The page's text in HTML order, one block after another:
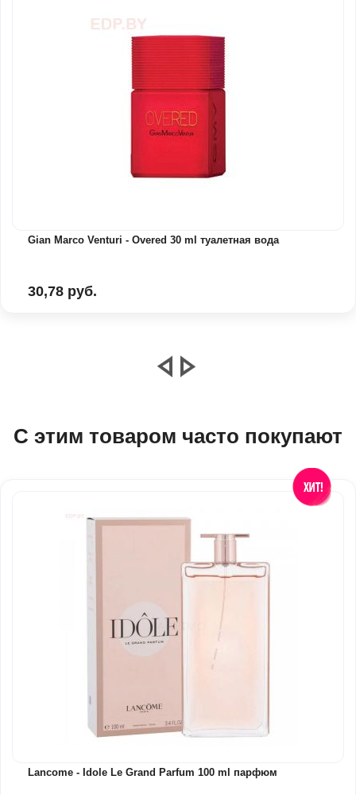
Gian Marco Venturi - Overed 30 ml туалетная вода
30,78 руб.
С этим товаром часто покупают
Lancome - Idole Le Grand Parfum 100 ml парфюм